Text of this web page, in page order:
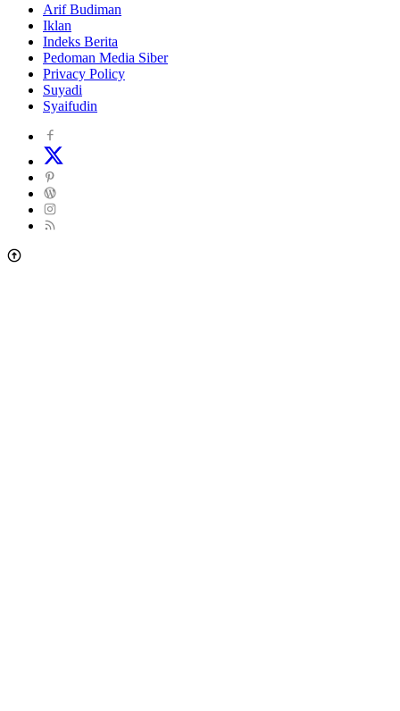
Arif Budiman
Iklan
Indeks Berita
Pedoman Media Siber
Privacy Policy
Suyadi
Syaifudin